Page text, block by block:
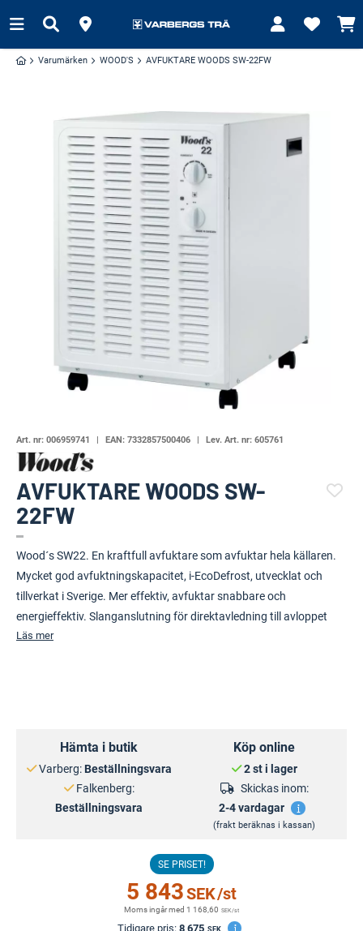
Varumärken WOOD'S AVFUKTARE WOODS SW-22FW
Art. nr: 006959741 EAN: 7332857500406 Lev. Art. nr: 605761
AVFUKTARE WOODS SW-
22FW
Wood´s SW22. En kraftfull avfuktare som avfuktar hela källaren.
Mycket god avfuktningskapacitet, i-EcoDefrost, utvecklat och
tillverkat i Sverige. Mer effektiv, avfuktar snabbare och
energieffektiv. Slanganslutning för direktavledning till avloppet
Läs mer
Hämta i butik
Varberg: Beställningsvara
Falkenberg:
Beställningsvara
Köp online
2 st i lager
Skickas inom:
2-4 vardagar
(frakt beräknas i kassan)
SE PRISET!
5 843SEK/st
Moms ingår med 1 168,60 SEK/st
Tidigare pris: 8 675 SEK